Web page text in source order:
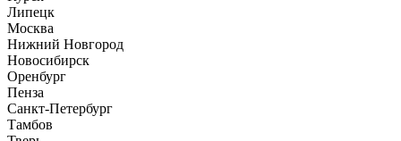
Липецк
Москва
Нижний Новгород
Новосибирск
Оренбург
Пенза
Санкт-Петербург
Тамбов